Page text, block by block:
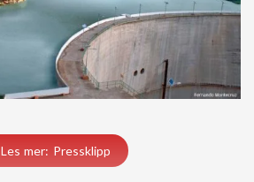
Les mer: Pressklipp